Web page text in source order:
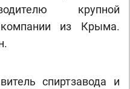
крупной
компании из Крыма.
спиртзавода и